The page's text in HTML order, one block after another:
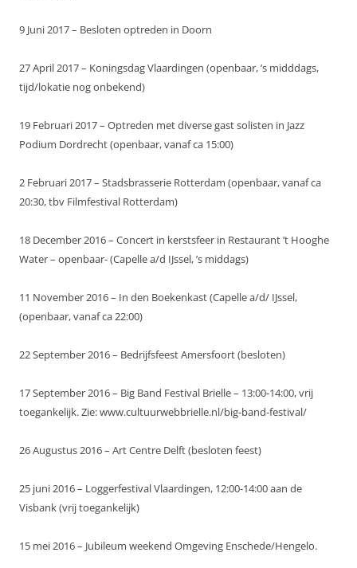
9 Juni 2017 – Besloten optreden in Doorn
27 April 2017 – Koningsdag Vlaardingen (openbaar, ’s midddags,
tijd/lokatie nog onbekend)
19 Februari 2017 – Optreden met diverse gast solisten in Jazz
Podium Dordrecht (openbaar, vanaf ca 15:00)
2 Februari 2017 – Stadsbrasserie Rotterdam (openbaar, vanaf ca
20:30, tbv Filmfestival Rotterdam)
18 December 2016 – Concert in kerstsfeer in Restaurant ’t Hooghe
Water – openbaar- (Capelle a/d IJssel, ’s middags)
11 November 2016 – In den Boekenkast (Capelle a/d/ IJssel,
(openbaar, vanaf ca 22:00)
22 September 2016 – Bedrijfsfeest Amersfoort (besloten)
17 September 2016 – Big Band Festival Brielle – 13:00-14:00, vrij
toegankelijk. Zie: www.cultuurwebbrielle.nl/big-band-festival/
26 Augustus 2016 – Art Centre Delft (besloten feest)
25 juni 2016 – Loggerfestival Vlaardingen, 12:00-14:00 aan de
Visbank (vrij toegankelijk)
15 mei 2016 – Jubileum weekend Omgeving Enschede/Hengelo.